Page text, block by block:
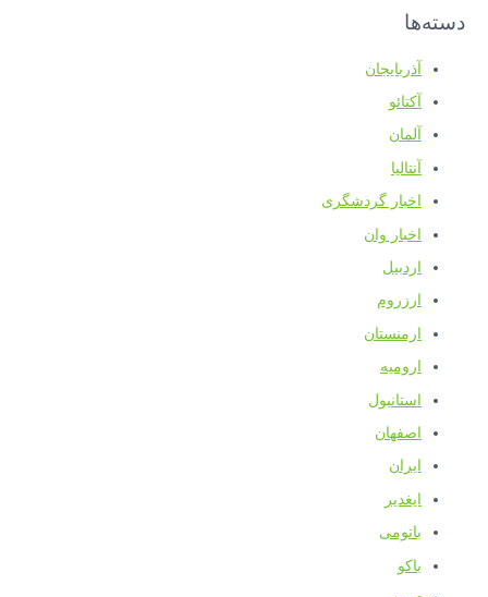
دسته‌ها
آذربایجان
آکتائو
آلمان
آنتالیا
اخبار گردشگری
اخبار وان
اردبیل
ارزروم
ارمنستان
ارومیه
استانبول
اصفهان
ایران
ایغدیر
باتومی
باکو